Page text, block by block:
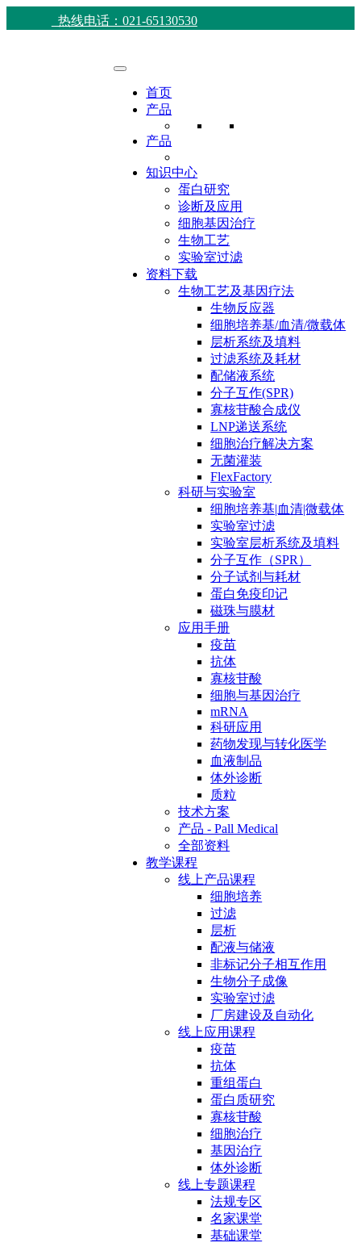
热线电话：021-65130530
首页
产品
产品
知识中心
蛋白研究
诊断及应用
细胞基因治疗
生物工艺
实验室过滤
资料下载
生物工艺及基因疗法
生物反应器
细胞培养基/血清/微载体
层析系统及填料
过滤系统及耗材
配储液系统
分子互作(SPR)
寡核苷酸合成仪
LNP递送系统
细胞治疗解决方案
无菌灌装
FlexFactory
科研与实验室
细胞培养基|血清|微载体
实验室过滤
实验室层析系统及填料
分子互作（SPR）
分子试剂与耗材
蛋白免疫印记
磁珠与膜材
应用手册
疫苗
抗体
寡核苷酸
细胞与基因治疗
mRNA
科研应用
药物发现与转化医学
血液制品
体外诊断
质粒
技术方案
产品 - Pall Medical
全部资料
教学课程
线上产品课程
细胞培养
过滤
层析
配液与储液
非标记分子相互作用
生物分子成像
实验室过滤
厂房建设及自动化
线上应用课程
疫苗
抗体
重组蛋白
蛋白质研究
寡核苷酸
细胞治疗
基因治疗
体外诊断
线上专题课程
法规专区
名家课堂
基础课堂